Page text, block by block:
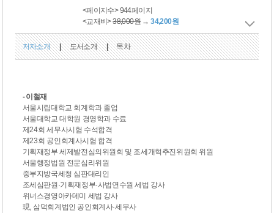
<페이지수> 944페이지
<교재비>38,000원 →34,200원
저자소개 | 도서소개 | 목차
- 이철재
서울시립대학교 회계학과 졸업
서울대학교 대학원 경영학과 수료
제24회 세무사시험 수석합격
제23회 공인회계사시험 합격
기 획재정부 세제발전심의위원회 및 조세개혁추진위원회 위원
서울행정법원 전문심리위원
중부지방국세청 심판대리인
조세심판원 ·기획재정부·사법연수원 세법 강사
위너스경영아카데미 세법 강사
現,삼덕회계법인 공인회계사·세무사